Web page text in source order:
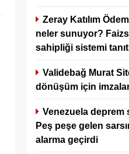
Zeray Katılım
neler sunuyor?
sahipliği sistemi
Validebağ Murat
dönüşüm için imzalar
Venezuela deprem
Peş peşe gelen
alarma geçirdi